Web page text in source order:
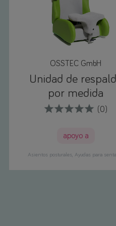
OSSTEC GmbH
Unidad de
por medida
(0)
apoyo a
Asientos posturales Ayudas para